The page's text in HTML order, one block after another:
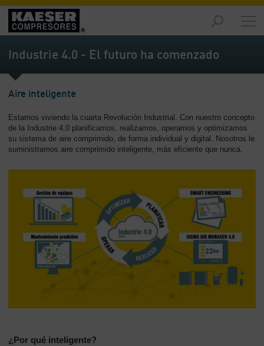
Productos
y
soluciones
-
-
Contenido
de
comprimido
Contenido
Conozca
Industrie 4.0 - El futuro ha comenzado
Aire inteligente
Estamos viviendo la cuarta Revolución Industrial. Con nuestro concepto
de la Industrie 4.0 planificamos, realizamos, operamos y optimizamos
su sistema de aire comprimido, de forma individual y digital. Nosotros le
suministramos aire comprimido inteligente, más eficiente que nunca.
¿Por qué inteligente?